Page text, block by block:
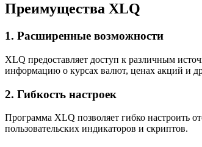
Преимущества XLQ
1. Расширенные возможности
XLQ предоставляет доступ к различным
информацию о курсах валют, ценах акций и
2. Гибкость настроек
Программа XLQ позволяет гибко настроить
пользовательских индикаторов и скриптов.